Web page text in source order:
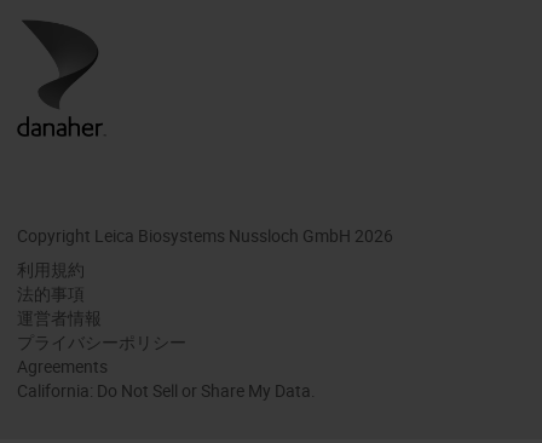
Copyright Leica Biosystems Nussloch GmbH 2026
利用規約
法的事項
運営者情報
プライバシーポリシー
Agreements
California: Do Not Sell or Share My Data.